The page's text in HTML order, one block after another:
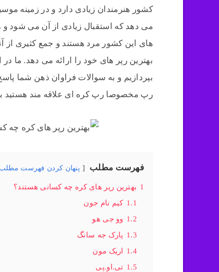
کشور هنرمندان زیادی دارد و در زمینه
می دهد که استقبال زیادی از آن می شود
های این کشور مرد هستند و جمع کثیری از
بهترین رپر های خود را ارائه می دهد. ما
بپردازیم و به سوالات فراوان ذهن شما
رپ مخصوصا رپ کره ای علاقه مند هستید
فهرست مطلب پنهان کردن فهرست مطلب
1 بهترین رپر های کره چه کسانی هستند؟
1.1 کیم نام جون
1.2 وو جی هو
1.3 پارک جه سانگ
1.4 اریک مون
1.5 تی.او.پی